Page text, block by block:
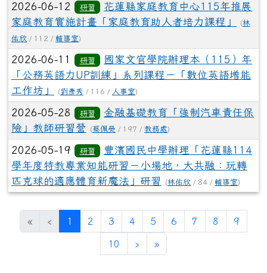
2026-06-12 研習
花蓮縣家庭教育中心115年推展
家庭教育實施計畫「家庭教育助人者培力課程」
(林
佑欣 / 112 / 輔導室)
2026-06-11 研習
國家文官學院辦理本（115）年
「公務英語力UP訓練」系列課程－「數位英語增能
工作坊」
(劉彥秀 / 116 / 人事室)
2026-05-28 研習
金融基礎教育「強制汽車責任保
險」教師研習營
(蔡佩熒 / 197 / 教務處)
2026-05-19 研習
豐濱國民中學辦理「花蓮縣114
學年度特教專業知能研習－小場地，大共融：玩轉
匹克球的適應體育新魔法」研習
(林佑欣 / 84 / 輔導室)
« ‹ 1 (目前頁次)
2 3 4 5 6 7 8 9
10 ›下一頁
»最後頁